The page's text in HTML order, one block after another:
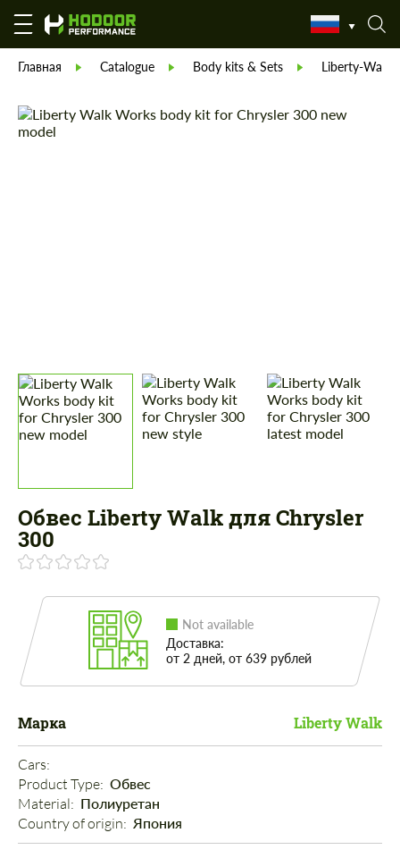
Главная Catalogue Body kits & Sets Liberty-Walk
Обвес Liberty Walk для Chrysler
300
Not available
Доставка:
от 2 дней, от 639 рублей
Марка Liberty Walk
Cars:
Product Type: Обвес
Material: Полиуретан
Country of origin: Япония